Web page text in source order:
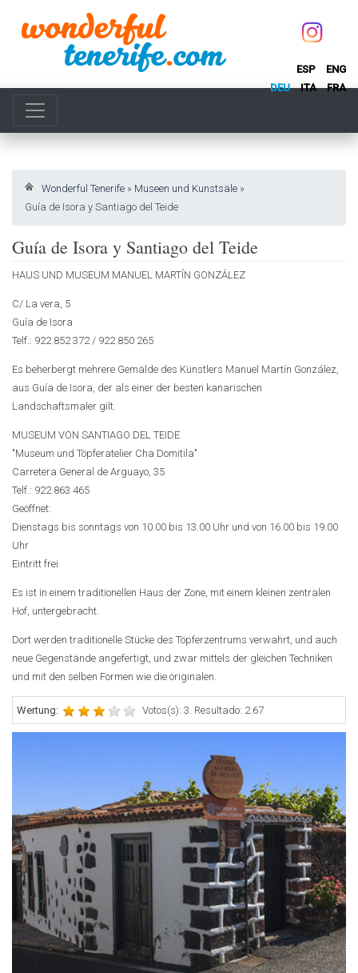
ESP
ENG
DEU
ITA FRA
Wonderful Tenerife » Museen und Kunstsäle »
Guía de Isora y Santiago del Teide
Guía de Isora y Santiago del Teide
HAUS UND MUSEUM MANUEL MARTÍN GONZÁLEZ
C/ La vera, 5
Guía de Isora
Telf.: 922 852 372 / 922 850 265
Es beherbergt mehrere Gemälde des Künstlers Manuel Martín González,
aus Guía de Isora, der als einer der besten kanarischen
Landschaftsmaler gilt.
MUSEUM VON SANTIAGO DEL TEIDE
"Museum und Töpferatelier Cha Domitila"
Carretera General de Arguayo, 35
Telf.: 922 863 465
Geöffnet:
Dienstags bis sonntags von 10.00 bis 13.00 Uhr und von 16.00 bis 19.00
Uhr
Eintritt frei
Es ist in einem traditionellen Haus der Zone, mit einem kleinen zentralen
Hof, untergebracht.
Dort werden traditionelle Stücke des Töpferzentrums verwahrt, und auch
neue Gegenstände angefertigt, und zwar mittels der gleichen Techniken
und mit den selben Formen wie die originalen.
Wertung: Votos(s): 3. Resultado: 2.67